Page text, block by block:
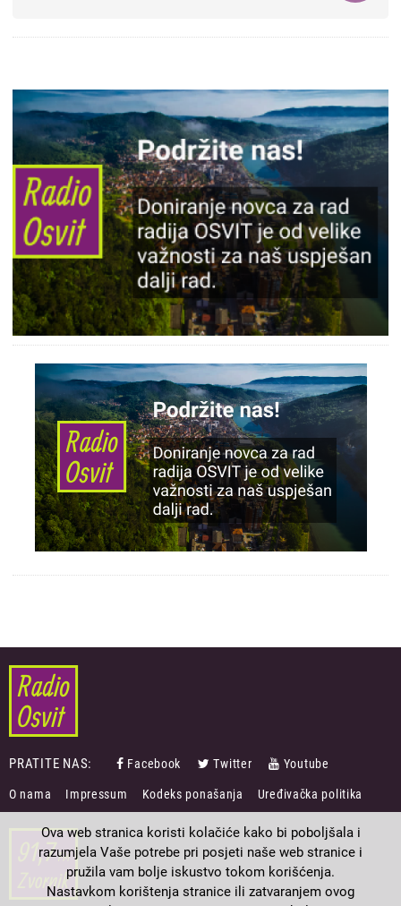
Slika
PRATITE NAS: Facebook Twitter Youtube
FOOTER
MENU
O nama Impressum Kodeks ponašanja Uređivačka politika
Ova web stranica koristi kolačiće kako bi poboljšala i
razumjela Vaše potrebe pri posjeti naše web stranice i
pružila vam bolje iskustvo tokom korišćenja.
Nastavkom korištenja stranice ili zatvaranjem ovog